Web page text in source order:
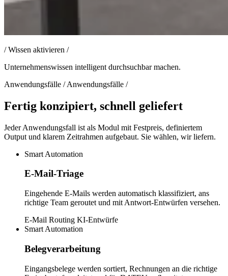
/ Wissen aktivieren /
Unternehmenswissen intelligent durchsuchbar machen.
Anwendungsfälle / Anwendungsfälle /
Fertig konzipiert, schnell geliefert
Jeder Anwendungsfall ist als Modul mit Festpreis, definiertem
Output und klarem Zeitrahmen aufgebaut. Sie wählen, wir liefern.
Smart Automation
E-Mail-Triage
Eingehende E-Mails werden automatisch klassifiziert, ans
richtige Team geroutet und mit Antwort-Entwürfen versehen.
E-Mail Routing KI-Entwürfe
Smart Automation
Belegverarbeitung
Eingangsbelege werden sortiert, Rechnungen an die richtige